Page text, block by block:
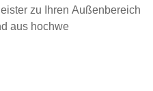
zu Ihren Außenbereich
aus hochwe